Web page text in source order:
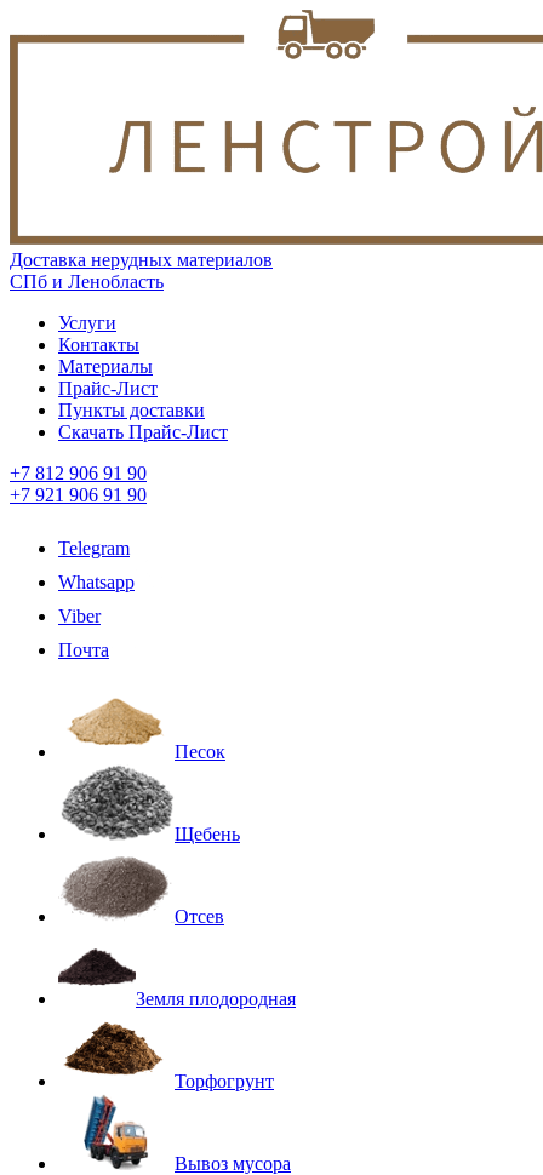
Доставка нерудных материалов
СПб и Ленобласть
Услуги
Контакты
Материалы
Прайс-Лист
Пункты доставки
Скачать Прайс-Лист
+7 812 906 91 90
+7 921 906 91 90
Telegram
Whatsapp
Viber
Почта
Песок
Щебень
Отсев
Земля плодородная
Торфогрунт
Вывоз мусора